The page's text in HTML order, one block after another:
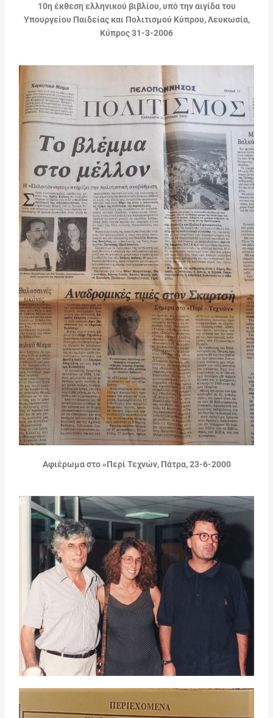
10η έκθεση ελληνικού βιβλίου, υπό την αιγίδα του
Υπουργείου Παιδείας και Πολιτισμού Κύπρου, Λευκωσία,
Κύπρος 31-3-2006
Αφιέρωμα στο «Περί Τεχνών, Πάτρα, 23-6-2000